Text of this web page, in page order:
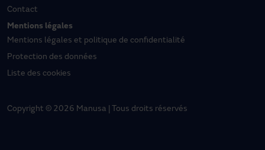
Contact
Mentions légales
Mentions légales et politique de confidentialité
Protection des données
Liste des cookies
Copyright © 2026 Manusa | Tous droits réservés